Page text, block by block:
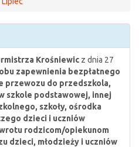
Krośniewic z dnia 27
zapewnienia bezpłatnego
przewozu do przedszkola,
szkole podstawowej, innej
szkoły, ośrodka
dzieci i uczniów
rodzicom/opiekunom
dzieci, młodzieży i uczniów